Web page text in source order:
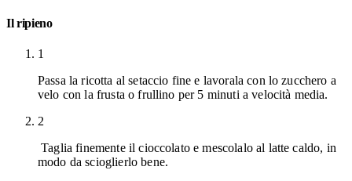
Il ripieno
1
Passa la ricotta al setaccio fine e lavorala con lo zucchero a
velo con la frusta o frullino per 5 minuti a velocità media.
2
Taglia finemente il cioccolato e mescolalo al latte caldo, in
modo da scioglierlo bene.